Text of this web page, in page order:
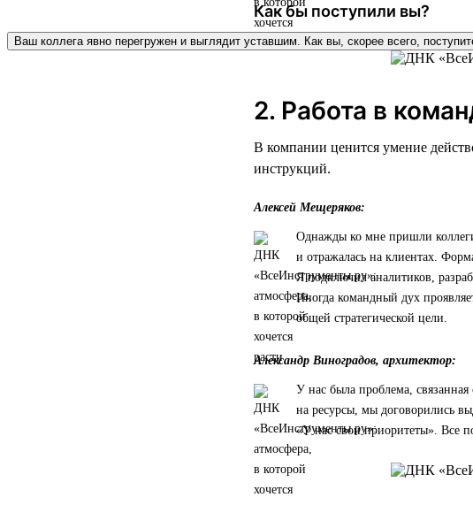
Как бы поступили вы?
Ваш коллега явно перегружен и выглядит уставшим. Как вы, скорее всего,
2. Работа в
В компании ценится умение
инструкций.
Алексей Мещеряков:
Однажды ко мне пришли коллеги
и отражалась на клиентах.
Я подключил аналитиков,
Иногда командный дух
общей стратегической цели.
Александр Виноградов, архитектор:
У нас была проблема,
на ресурсы, мы договорились
«У нас свои приоритеты». Все